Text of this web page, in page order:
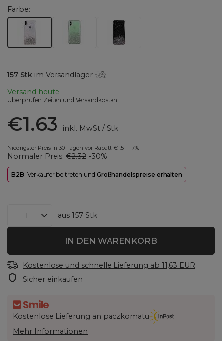
Farbe
157 Stk im Versandlager
Versand heute
Überprüfen Zeiten und Versandkosten
€1.63 inkl. MwSt/ Stk
Niedrigster Preis in 30 Tagen vor Rabatt: €1.51 +7%
Normaler Preis: €2.32 -30%
B2B: Verkäufer beitreten und Großhandelspreise erhalten
aus 157 Stk
IN DEN WARENKORB
Kostenlose und schnelle Lieferung ab 11,63 EUR
Sicher einkaufen
Kostenlose Lieferung an paczkomatu
Mehr Informationen